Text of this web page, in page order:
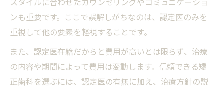
ンも重要です。ここで誤解しがちなのは、認定医のみを
重視して他の要素を軽視することです。
また、認定医在籍だからと費用が高いとは限らず、治療
の内容や期間によって費用は変動します。信頼できる矯
正歯科を選ぶには、認定医の有無に加え、治療方針の説